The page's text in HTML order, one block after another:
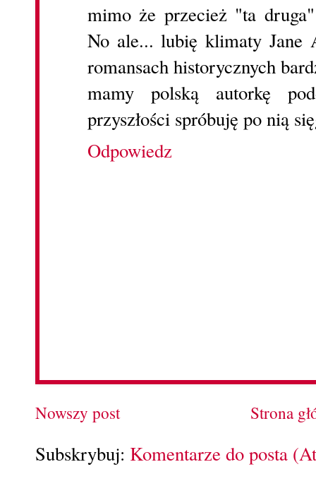
mimo że przecież "ta
No ale... lubię klimaty Jane
romansach historycznych
mamy polską autorkę
przyszłości spróbuję po nią
Odpowiedz
Nowszy post Strona
Subskrybuj: Komentarze do posta